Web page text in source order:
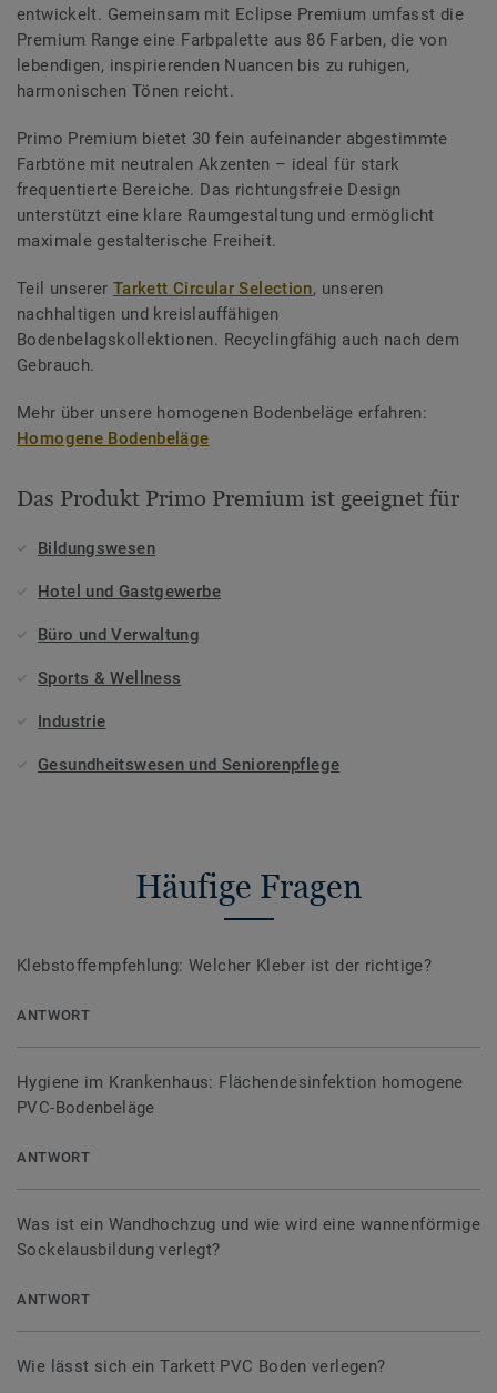
entwickelt. Gemeinsam mit Eclipse Premium umfasst die
Premium Range eine Farbpalette aus 86 Farben, die von
lebendigen, inspirierenden Nuancen bis zu ruhigen,
harmonischen Tönen reicht.
Primo Premium bietet 30 fein aufeinander abgestimmte
Farbtöne mit neutralen Akzenten – ideal für stark
frequentierte Bereiche. Das richtungsfreie Design
unterstützt eine klare Raumgestaltung und ermöglicht
maximale gestalterische Freiheit.
Teil unserer Tarkett Circular Selection, unseren
nachhaltigen und kreislauffähigen
Bodenbelagskollektionen. Recyclingfähig auch nach dem
Gebrauch.
Mehr über unsere homogenen Bodenbeläge erfahren:
Homogene Bodenbeläge
Das Produkt Primo Premium ist geeignet für
Bildungswesen
Hotel und Gastgewerbe
Büro und Verwaltung
Sports & Wellness
Industrie
Gesundheitswesen und Seniorenpflege
Häufige Fragen
Klebstoffempfehlung: Welcher Kleber ist der richtige?
ANTWORT
Hygiene im Krankenhaus: Flächendesinfektion homogene
PVC-Bodenbeläge
ANTWORT
Was ist ein Wandhochzug und wie wird eine wannenförmige
Sockelausbildung verlegt?
ANTWORT
Wie lässt sich ein Tarkett PVC Boden verlegen?